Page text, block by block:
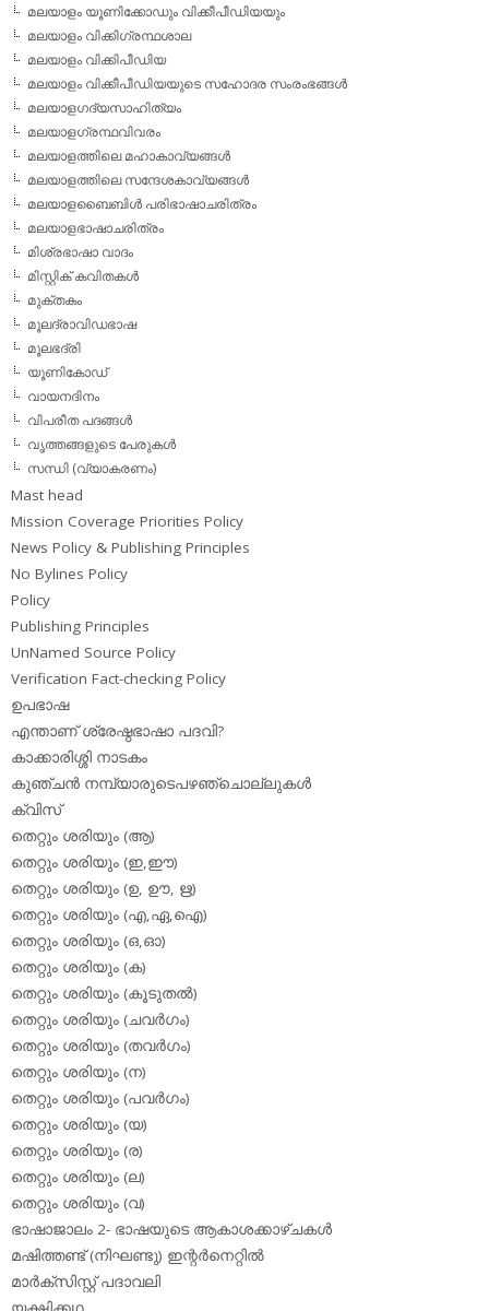
മലയാളം യൂണിക്കോഡും വിക്കീപീഡിയയും
മലയാളം വിക്കിഗ്രന്ഥശാല
മലയാളം വിക്കിപീഡിയ
മലയാളം വിക്കീപീഡിയയുടെ സഹോദര സംരംഭങ്ങള്‍
മലയാളഗദ്യസാഹിത്യം
മലയാളഗ്രന്ഥവിവരം
മലയാളത്തിലെ മഹാകാവ്യങ്ങള്‍
മലയാളത്തിലെ സന്ദേശകാവ്യങ്ങള്‍
മലയാളബൈബിള്‍ പരിഭാഷാചരിത്രം
മലയാളഭാഷാചരിത്രം
മിശ്രഭാഷാ വാദം
മിസ്റ്റിക് കവിതകള്‍
മുക്തകം
മൂലദ്രാവിഡഭാഷ
മൂലഭദ്രി
യൂണികോഡ്
വായനദിനം
വിപരീത പദങ്ങള്‍
വൃത്തങ്ങളുടെ പേരുകള്‍
സന്ധി (വ്യാകരണം)
Mast head
Mission Coverage Priorities Policy
News Policy & Publishing Principles
No Bylines Policy
Policy
Publishing Principles
UnNamed Source Policy
Verification Fact-checking Policy
ഉപഭാഷ
എന്താണ് ശ്രേഷ്ഠഭാഷാ പദവി?
കാക്കാരിശ്ശി നാടകം
കുഞ്ചന്‍ നമ്പ്യാരുടെപഴഞ്ചൊല്ലുകള്‍
ക്വിസ്
തെറ്റും ശരിയും (ആ)
തെറ്റും ശരിയും (ഇ,ഈ)
തെറ്റും ശരിയും (ഉ, ഊ, ഋ)
തെറ്റും ശരിയും (എ,ഏ,ഐ)
തെറ്റും ശരിയും (ഒ,ഓ)
തെറ്റും ശരിയും (ക)
തെറ്റും ശരിയും (കൂടുതല്‍)
തെറ്റും ശരിയും (ചവര്‍ഗം)
തെറ്റും ശരിയും (തവര്‍ഗം)
തെറ്റും ശരിയും (ന)
തെറ്റും ശരിയും (പവര്‍ഗം)
തെറ്റും ശരിയും (യ)
തെറ്റും ശരിയും (ര)
തെറ്റും ശരിയും (ല)
തെറ്റും ശരിയും (വ)
ഭാഷാജാലം 2- ഭാഷയുടെ ആകാശക്കാഴ്ചകള്‍
മഷിത്തണ്ട് (നിഘണ്ടു) ഇന്റര്‍നെറ്റില്‍
മാര്‍ക്‌സിസ്റ്റ് പദാവലി